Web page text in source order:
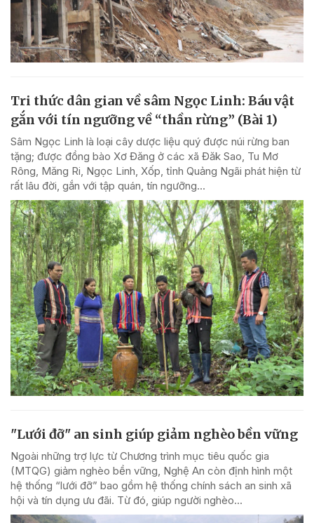
Tri thức dân gian về sâm Ngọc Linh: Báu vật
gắn với tín ngưỡng về “thần rừng” (Bài 1)
Sâm Ngọc Linh là loại cây dược liệu quý được núi rừng ban
tặng; được đồng bào Xơ Đăng ở các xã Đăk Sao, Tu Mơ
Rông, Măng Ri, Ngọc Linh, Xốp, tỉnh Quảng Ngãi phát hiện từ
rất lâu đời, gắn với tập quán, tín ngưỡng...
"Lưới đỡ" an sinh giúp giảm nghèo bền vững
Ngoài những trợ lực từ Chương trình mục tiêu quốc gia
(MTQG) giảm nghèo bền vững, Nghệ An còn định hình một
hệ thống “lưới đỡ” bao gồm hệ thống chính sách an sinh xã
hội và tín dụng ưu đãi. Từ đó, giúp người nghèo...